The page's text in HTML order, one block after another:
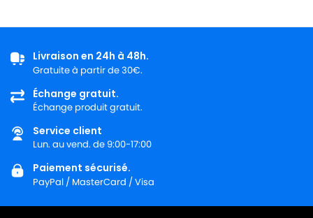
Livraison en 24h à 48h.
Gratuite à partir de 30€.
Échange gratuit.
Échange produit gratuit.
Service client
Lun. au vend. de 9:00-17:00
Paiement sécurisé.
PayPal / MasterCard / Visa